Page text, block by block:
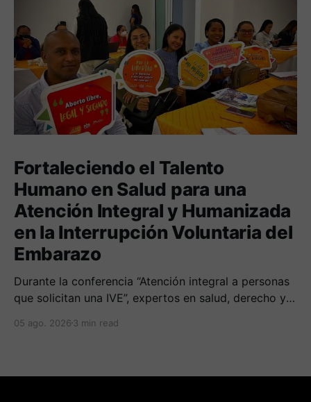
Fortaleciendo el Talento
Humano en Salud para una
Atención Integral y Humanizada
en la Interrupción Voluntaria del
Embarazo
Durante la conferencia “Atención integral a personas
que solicitan una IVE”, expertos en salud, derecho y
sobre cómo abordar esta temática desde una
05 ago. 2026 3 min read